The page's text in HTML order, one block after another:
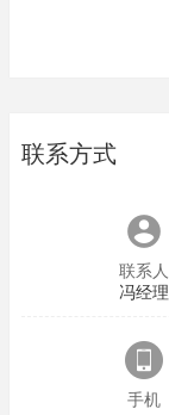
联系方式
联系人
冯经理
手机